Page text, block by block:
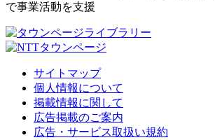
で事業活動を支援
サイトマップ
個人情報について
掲載情報に関して
広告掲載のご案内
広告・サービス取扱い規約